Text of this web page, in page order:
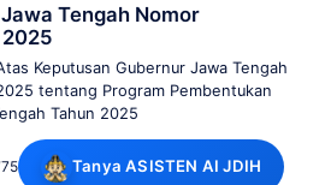
Tengah Nomor
Keputusan Gubernur Jawa Tengah
tentang Program Pembentukan
Tahun 2025
Tanya ASISTEN AI JDIH